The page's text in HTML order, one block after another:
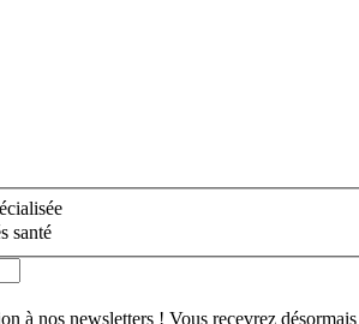
santé
à nos newsletters ! Vous recevrez désormais